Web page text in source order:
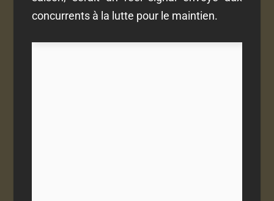
concurrents à la lutte pour le maintien.